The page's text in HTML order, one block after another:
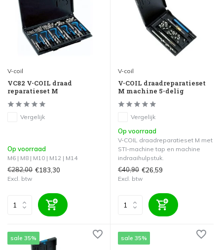
V-coil
VC82 V-COIL draad
reparatieset M
Vergelijk
Op voorraad
M6 | M8 | M10 | M12 | M14
€282,00 €183,30
Excl. btw
V-coil
V-COIL draadreparatieset
M machine 5-delig
Vergelijk
Op voorraad
V-COIL draadreparatieset M met
STI-machine tap en machine
indraaihulpstuk.
€40,90 €26,59
Excl. btw
sale 35% sale 35%